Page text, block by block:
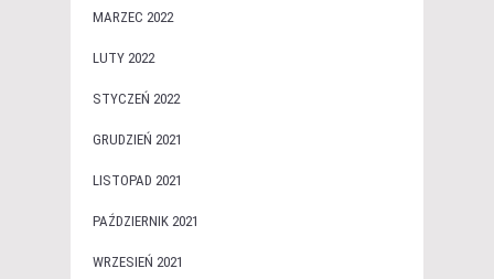
MARZEC 2022
LUTY 2022
STYCZEŃ 2022
GRUDZIEŃ 2021
LISTOPAD 2021
PAŹDZIERNIK 2021
WRZESIEŃ 2021